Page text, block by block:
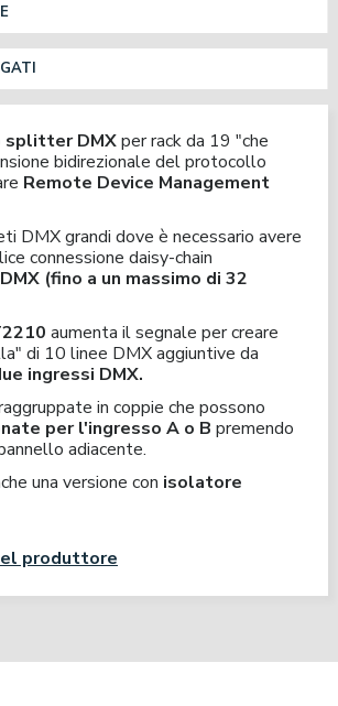
splitter DMXper rack da 19 "che
bidirezionale del protocollo
Remote Device Management
DMX grandi dove è necessario avere
connessione daisy-chain
(fino a un massimo di 32
aumenta il segnale per creare
di 10 linee DMX aggiuntive da
ingressi DMX.
in coppie che possono
per l'ingresso A o B premendo
adiacente.
una versione con isolatore
produttore